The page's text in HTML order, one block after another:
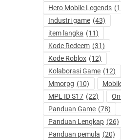
Hero Mobile Legends
Industri game (43)
item langka (11)
Kode Redeem (31)
Kode Roblox (12)
Kolaborasi Game (12)
Mmorpg (10)
MPL ID S17 (22)
Panduan Game (78)
Panduan Lengkap (26)
Panduan pemula (20)